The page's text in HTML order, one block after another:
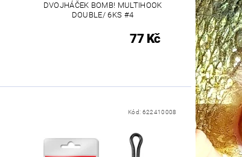
DVOJHÁČEK BOMB! MULTIHOOK
DOUBLE/ 6KS #4
77 Kč
Kód: 622410008